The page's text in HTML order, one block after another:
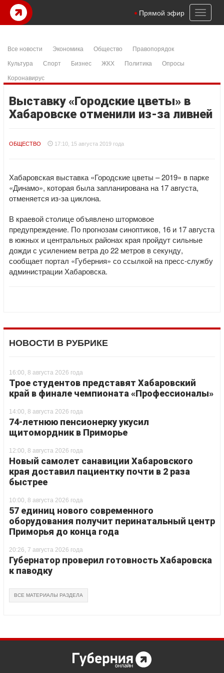
Toggle
Прямой эфир
Все новости Экономика Общество
Правопорядок
Культура
Спорт Бизнес ЖКХ Политика
Опросы
Коронавирус
Выставку «Городские цветы» в
Хабаровске отменили из-за ливней
ОБЩЕСТВО 17:10, 15 августа 2019 года
Хабаровская выставка «Городские цветы – 2019» в парке
«Динамо», которая была запланирована на 17 августа,
отменяется из-за циклона.
В краевой столице объявлено штормовое
предупреждение. По прогнозам синоптиков, 16 и 17 августа
в южных и центральных районах края пройдут сильные
дожди с усилением ветра до 22 метров в секунду,
сообщает портал «Губерния» со ссылкой на пресс-службу
администрации Хабаровска.
НОВОСТИ В РУБРИКЕ
16:00, 8 августа 2026 года
Трое студентов представят Хабаровский
край в финале чемпионата «Профессионалы»
14:00, 8 августа 2026 года
74-летнюю пенсионерку укусил
щитомордник в Приморье
12:00, 8 августа 2026 года
Новый самолет санавиции Хабаровского
края доставил пациентку почти в 2 раза
быстрее
10:00, 8 августа 2026 года
57 единиц нового современного
оборудования получит перинатальный центр
Приморья до конца года
20:26, 7 августа 2026 года
Губернатор проверил готовность Хабаровска
к паводку
ВСЕ МАТЕРИАЛЫ РАЗДЕЛА